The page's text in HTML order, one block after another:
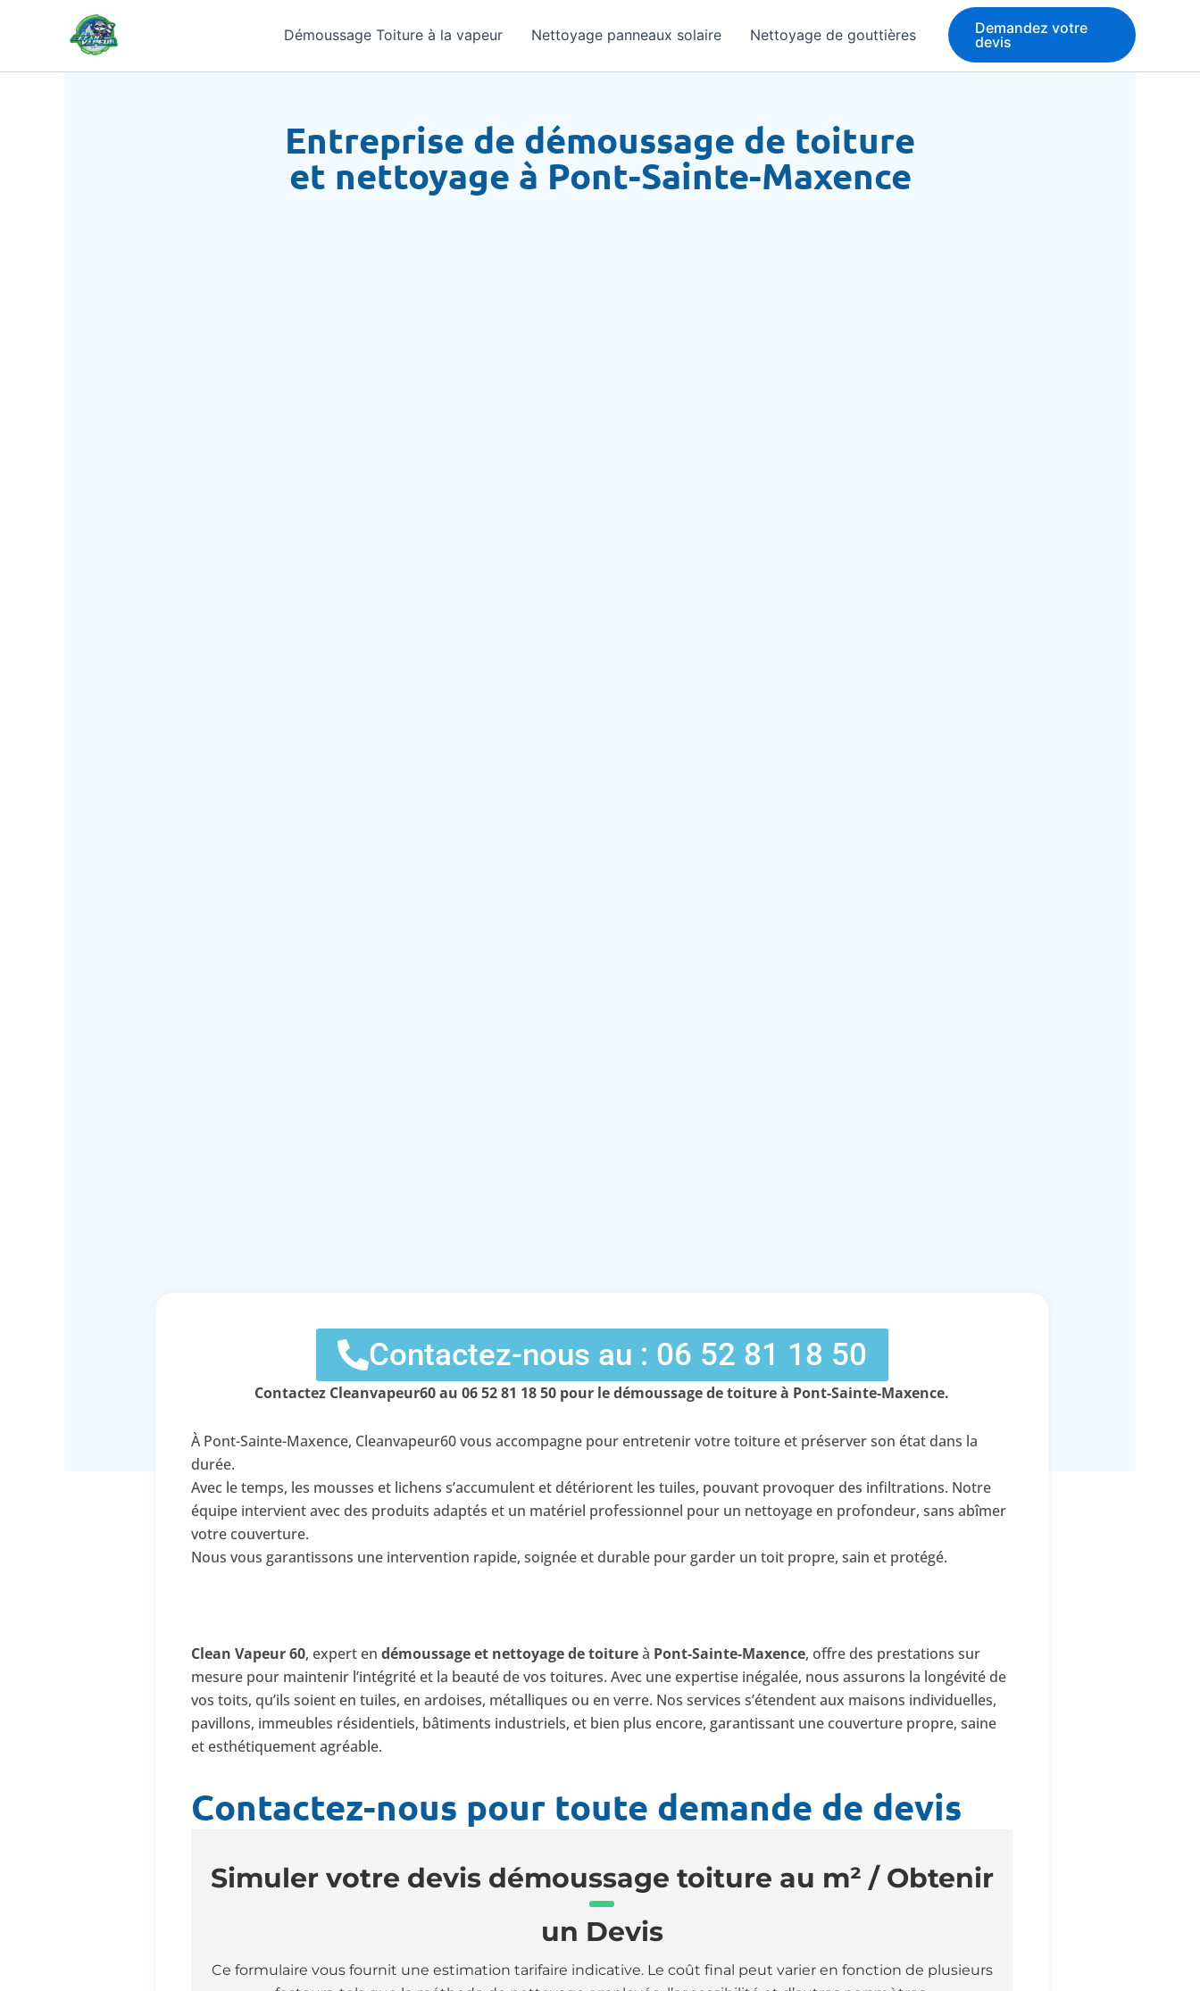
Démoussage Toiture à la vapeur Nettoyage panneaux solaire Nettoyage de gouttières
Demandez votre
devis
Entreprise de démoussage de toiture
et nettoyage à Pont-Sainte-Maxence
Contactez-nous au : 06 52 81 18 50
Contactez Cleanvapeur60 au 06 52 81 18 50 pour le démoussage de toiture à Pont-Sainte-Maxence.
À Pont-Sainte-Maxence, Cleanvapeur60 vous accompagne pour entretenir votre toiture et préserver son état dans la
durée.
Avec le temps, les mousses et lichens s’accumulent et détériorent les tuiles, pouvant provoquer des infiltrations. Notre
équipe intervient avec des produits adaptés et un matériel professionnel pour un nettoyage en profondeur, sans abîmer
votre couverture.
Nous vous garantissons une intervention rapide, soignée et durable pour garder un toit propre, sain et protégé.
Clean Vapeur 60, expert en démoussage et nettoyage de toitureà Pont-Sainte-Maxence, offre des prestations sur
mesure pour maintenir l’intégrité et la beauté de vos toitures. Avec une expertise inégalée, nous assurons la longévité de
vos toits, qu’ils soient en tuiles, en ardoises, métalliques ou en verre. Nos services s’étendent aux maisons individuelles,
pavillons, immeubles résidentiels, bâtiments industriels, et bien plus encore, garantissant une couverture propre, saine
et esthétiquement agréable.
Contactez-nous pour toute demande de devis
Simuler votre devis démoussage toiture au m² / Obtenir
un Devis
Ce formulaire vous fournit une estimation tarifaire indicative. Le coût final peut varier en fonction de plusieurs